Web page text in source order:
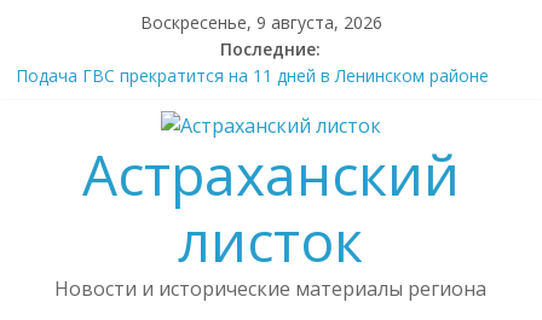
content
Воскресенье, 9 августа, 2026
Последние:
Подача ГВС прекратится на 11 дней в Ленинском районе
Астраханцев призвали не разводить костры и не жечь траву
В Астрахани восстановлены трудовые права
несовершеннолетней
Астраханцы Трусовского района пожаловались на
водоснабжение и лекарства
В Астрахани на школе № 32 открыли мурал «Граффити.
Защитник»
Астраханский
листок
Новости и исторические материалы региона